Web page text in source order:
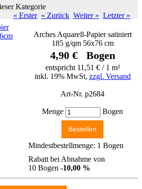
Kategorie
« Erster « Zurück Weiter » Letzter »
Arches Aquarell-Papier satiniert
185 g/qm 56x76 cm
4,90 € Bogen
entspricht 11,51 € / 1 m²
inkl. 19% MwSt, zzgl. Versand
Art-Nr. p2684
Menge Bogen
Mindestbestellmenge: 1 Bogen
Rabatt bei Abnahme von
10 Bogen -10,00 %